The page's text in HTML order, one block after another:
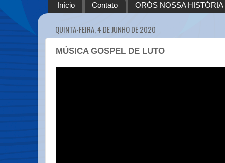
Início Contato ORÓS NOSSA HISTÓRIA
QUINTA-FEIRA, 4 DE JUNHO DE 2020
MÚSICA GOSPEL DE LUTO